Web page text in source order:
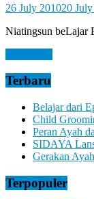
You
Feel
It
26 July 201020
Niatingsun beLajar
Terbaru
Belajar dari
Child
Peran Ayah
SIDAYA
Gerakan
Terpopuler